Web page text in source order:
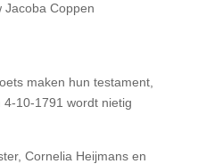
Jacoba Coppen
maken hun testament,
10-1791 wordt nietig
Cornelia Heijmans en